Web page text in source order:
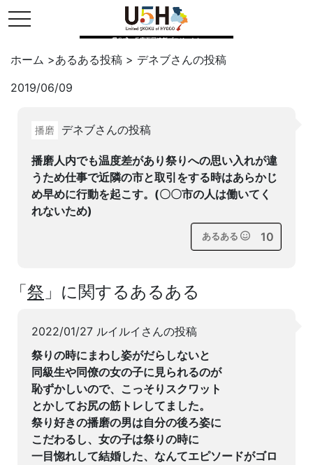
toggle navigation
県公式・兵庫五国連邦プロジェクト
ホーム >あるある投稿 > デネブさんの投稿
2019/06/09
播磨 デネブさんの投稿
播磨人内でも温度差があり祭りへの思い入れが違
うため仕事で近隣の市と取引をする時はあらかじ
め早めに行動を起こす。(〇〇市の人は働いてく
れないため)
あるある 10
「祭 」に関するあるある
2022/01/27 ルイルイさんの投稿
祭りの時にまわし姿がだらしないと
同級生や同僚の女の子に見られるのが
恥ずかしいので、こっそりスクワット
とかしてお尻の筋トレしてました。
祭り好きの播磨の男は自分の後ろ姿に
こだわるし、女の子は祭りの時に
一目惚れして結婚した、なんてエピソードがゴロ